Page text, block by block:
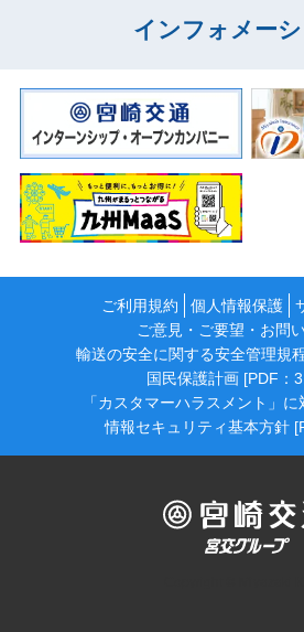
インフォメー
ご利用規約 個人情報保護
ご意見・ご要望・お問
輸送の安全に関する安全管理規
国民保護計画 [PDF：
「カスタマーハラスメント」
情報セキュリティ基本方針